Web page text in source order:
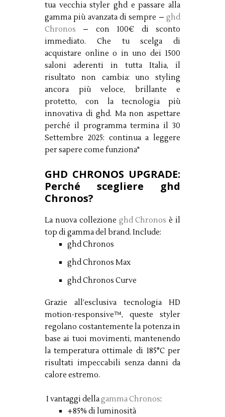
tua vecchia styler ghd e passare alla
gamma più avanzata di sempre – ghd
Chronos – con 100€ di sconto
immediato. Che tu scelga di
acquistare online o in uno dei 1500
saloni aderenti in tutta Italia, il
risultato non cambia: uno styling
ancora più veloce, brillante e
protetto, con la tecnologia più
innovativa di ghd. Ma non aspettare
perché il programma termina il 30
Settembre 2025: continua a leggere
per sapere come funziona"
GHD CHRONOS UPGRADE:
Perché scegliere ghd
Chronos?
La nuova collezione ghd Chronos è il
top di gamma del brand. Include:
ghd Chronos
ghd Chronos Max
ghd Chronos Curve
Grazie all’esclusiva tecnologia HD
motion-responsive™, queste styler
regolano costantemente la potenza in
base ai tuoi movimenti, mantenendo
la temperatura ottimale di 185°C per
risultati impeccabili senza danni da
calore estremo.
I vantaggi dellagamma Chronos:
+85% di luminosità